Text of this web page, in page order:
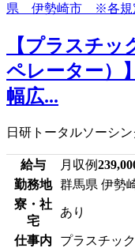
【プラスチ
ペレーター）
幅広...
日研トータルソーシ
給与 月収例
勤務地
群馬県 伊勢
寮・社
宅
あり
仕事内
プラスチッ